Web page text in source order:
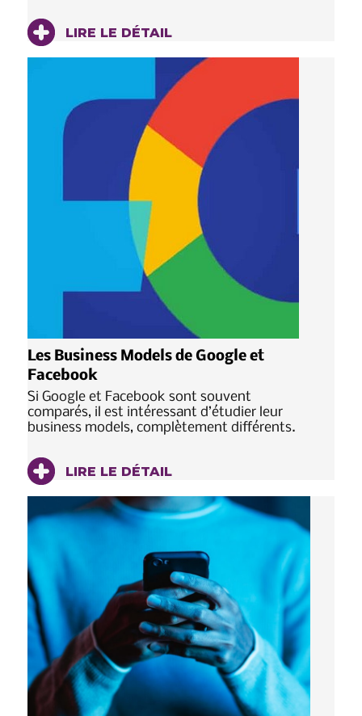
LIRE LE DÉTAIL
Les Business Models de Google et
Facebook
Si Google et Facebook sont souvent
comparés, il est intéressant d’étudier leur
business models, complètement différents.
LIRE LE DÉTAIL